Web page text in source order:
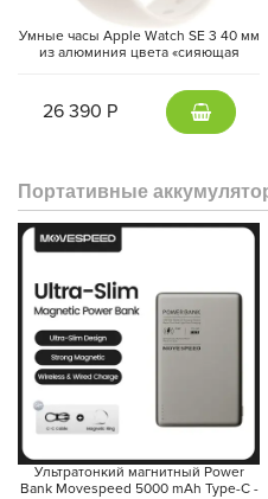
Умные часы Apple Watch SE 3 40 мм
из алюминия цвета «сияющая
«сияющая звезда» (S/M)
26 390 Р
Портативные
Ультратонкий магнитный Power
Bank Movespeed 5000 mAh Type-C -